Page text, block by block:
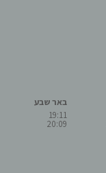
באר שבע
19:11
20:09